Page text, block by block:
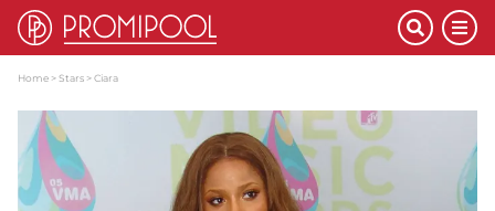
Home Stars Ciara